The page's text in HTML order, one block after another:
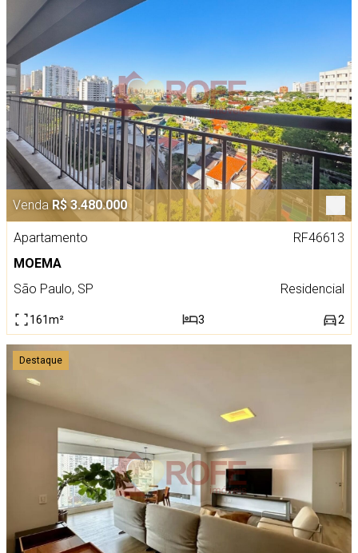
Venda R$ 3.480.000
Apartamento
RF46613
MOEMA
São Paulo, SP
Residencial
161m² 3 2
Destaque